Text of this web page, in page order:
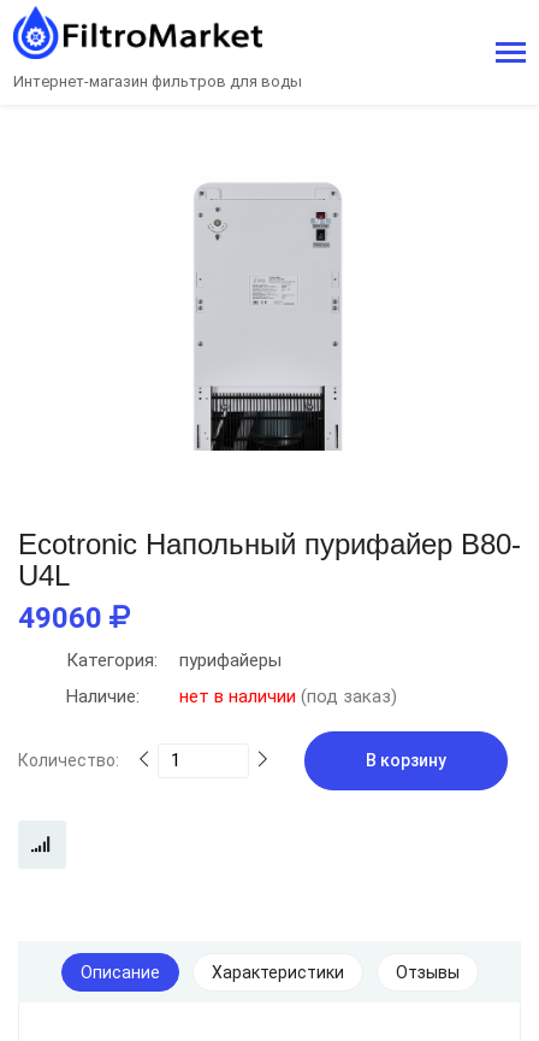
Интернет-магазин фильтров для воды
Ecotronic Напольный пурифайер B80-
U4L
49060
Категория:
пурифайеры
Наличие:
нет в наличии (под заказ)
Количество: В корзину
Описание Характеристики Отзывы